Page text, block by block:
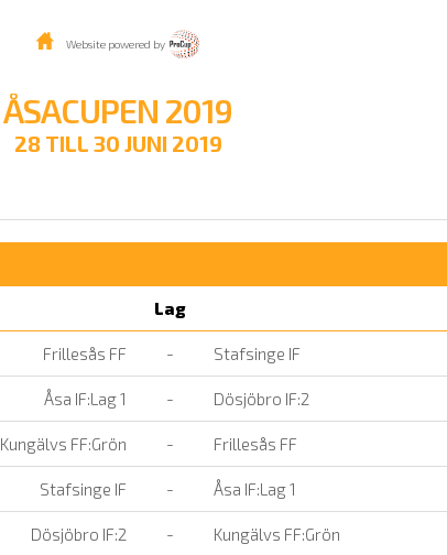
Website powered by
ÅSACUPEN 2019
28 TILL 30 JUNI 2019
Lag
Frillesås FF - Stafsinge IF
Åsa IF:Lag 1 - Dösjöbro IF:2
Kungälvs FF:Grön - Frillesås FF
Stafsinge IF - Åsa IF:Lag 1
Dösjöbro IF:2 - Kungälvs FF:Grön